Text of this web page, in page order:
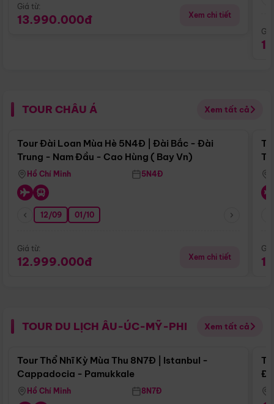
Giá từ:
13.990.000đ Xem chi tiết
TOUR CHÂU Á Xem tất cả
Điểm nổi bật
Tour Đài Loan Mùa Hè 5N4Đ | Đài Bắc - Đài
Trung - Nam Đầu - Cao Hùng ( Bay Vn)
Hồ Chí Minh 5N4Đ
12/09 01/10
Giá từ:
12.999.000đ Xem chi tiết
TOUR DU LỊCH ÂU-ÚC-MỸ-PHI Xem tất cả
Điểm nổi bật
Tour Thổ Nhĩ Kỳ Mùa Thu 8N7Đ | Istanbul -
Cappadocia - Pamukkale
Hồ Chí Minh 8N7Đ